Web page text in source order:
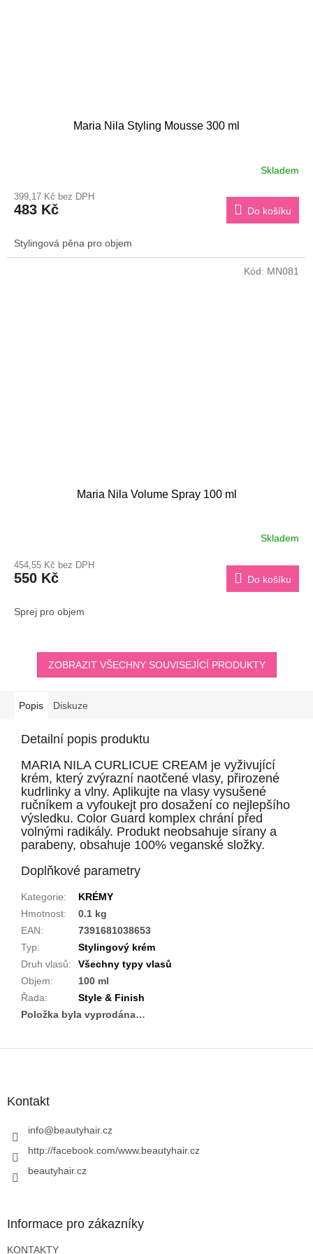
Maria Nila Styling Mousse 300 ml
Skladem
399,17 Kč bez DPH
483 Kč Do košíku
Stylingová pěna pro objem
Maria Nila Volume Spray 100 ml
Skladem
454,55 Kč bez DPH
550 Kč Do košíku
Sprej pro objem
Kód: MN081
ZOBRAZIT VŠECHNY SOUVISEJÍCÍ PRODUKTY
Popis Diskuze
Detailní popis produktu
MARIA NILA CURLICUE CREAM je vyživující
krém, který zvýrazní naotčené vlasy, přirozené
kudrlinky a vlny. Aplikujte na vlasy vysušené
ručníkem a vyfoukejt pro dosažení co nejlepšího
výsledku. Color Guard komplex chrání před
volnými radikály. Produkt neobsahuje sírany a
parabeny, obsahuje 100% veganské složky.
Doplňkové parametry
Kategorie:
KRÉMY
Hmotnost:
0.1 kg
EAN:
7391681038653
Typ:
Stylingový krém
Druh vlasů:
Všechny typy vlasů
Objem:
100 ml
Řada:
Style & Finish
Položka byla vyprodána…
Kontakt
info@beautyhair.cz
http://facebook.com/www.beautyhair.cz
beautyhair.cz
Informace pro zákazníky
KONTAKTY